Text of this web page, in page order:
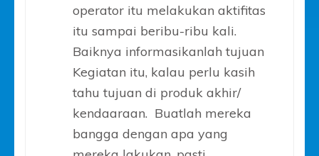
operator itu melakukan aktifitas
itu sampai beribu-ribu kali.
Baiknya informasikanlah tujuan
Kegiatan itu, kalau perlu kasih
tahu tujuan di produk akhir/
kendaaraan. Buatlah mereka
bangga dengan apa yang